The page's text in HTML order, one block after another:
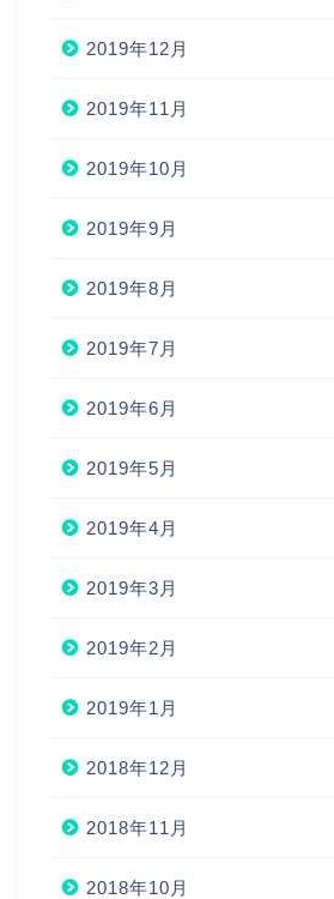
2019年12月
2019年11月
2019年10月
2019年9月
2019年8月
2019年7月
2019年6月
2019年5月
2019年4月
2019年3月
2019年2月
2019年1月
2018年12月
2018年11月
2018年10月